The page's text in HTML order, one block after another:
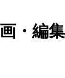
・編